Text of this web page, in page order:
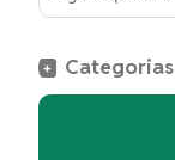
+ Categorias